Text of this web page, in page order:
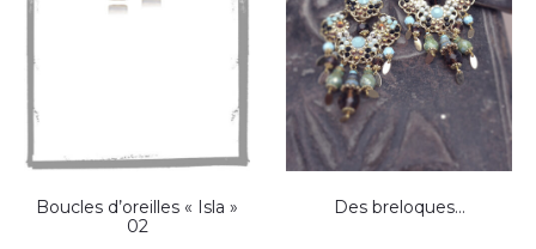
Boucles d’oreilles « Isla »
02
Des breloques…